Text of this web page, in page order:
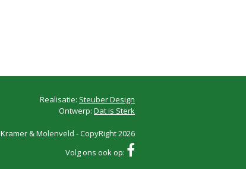
Realisatie: Steuber Design
Ontwerp: Dat is Sterk
Kramer & Molenveld - CopyRight 2026
Volg ons ook op: